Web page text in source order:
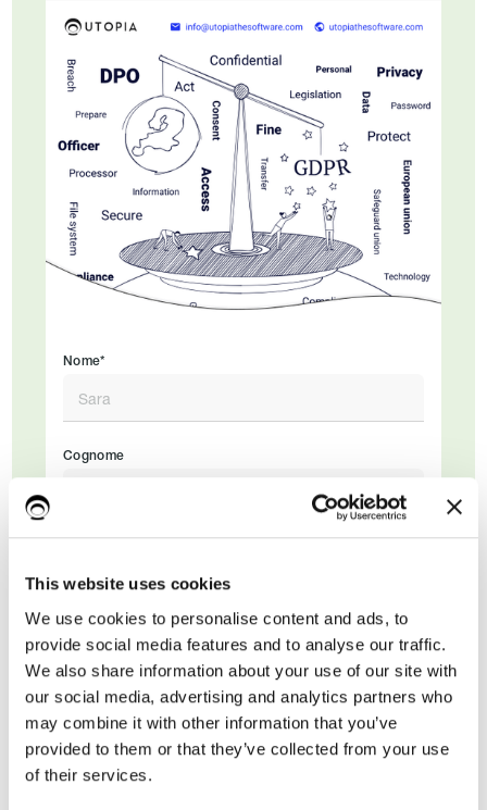
This website uses cookies
We use cookies to personalise content and ads, to
provide social media features and to analyse our traffic.
We also share information about your use of our site with
our social media, advertising and analytics partners who
may combine it with other information that you’ve
provided to them or that they’ve collected from your use
of their services.
Nome*
Cognome